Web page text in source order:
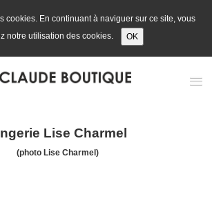
cookies. En continuant à naviguer sur ce site, vous
notre utilisation des cookies.
OK
Lise Charmel
(photo Lise Charmel)